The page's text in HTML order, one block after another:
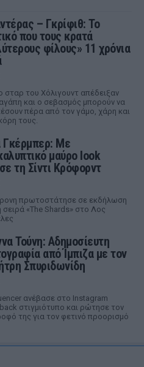
– Γκρίφιθ: Το
που τους κρατά
φίλους» 11 χρόνια
σταρ του Χόλιγουντ απέδειξαν
και ο σεβασμός μπορούν να
πέρα από τον γάμο, χάρη και
τους.
Γκέρμπερ: Με
μαύρο look
τη Σίντι Κρόφορντ
πρωτοστάτησε σε εκδήλωση
σειρά «The Shards» στο Λος
Τούνη: Αδημοσίευτη
από Ίμπιζα με τον
Σπυριδωνίδη
ανέβασε στο Instagram
στιγμιότυπο και ρώτησε τον
της για τον φετινό προορισμό